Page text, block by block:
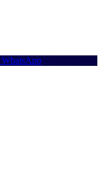
WhatsApp